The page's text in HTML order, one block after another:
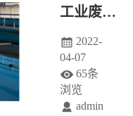
工业废水处理的三个阶段
2022-
04-07
65条
浏览
admin